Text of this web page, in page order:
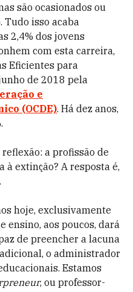
são ocasionados ou
isso acaba
2,4% dos jovens
com esta carreira,
Eficientes para
de 2018 pela
e
(OCDE). Há dez anos,
a profissão de
à extinção? A resposta é,
hoje, exclusivamente
ensino, aos poucos, dará
de preencher a lacuna
o administrador
Estamos
, ou professor-